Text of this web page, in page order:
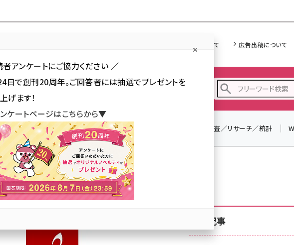
Web担について 広告出稿について
ゴリ／種別 から探す セミナー／イベント から探す
z世代
アクセス解析／データ分析 サイト制作／デザイン 調査／リサーチ／統計
われている記事の一覧
われている記事の一覧
新着記事
アンケートにご協力ください ／
日で創刊20周年。ご回答者には抽選でプレゼントを
げます！
ケートページはこちらから▼